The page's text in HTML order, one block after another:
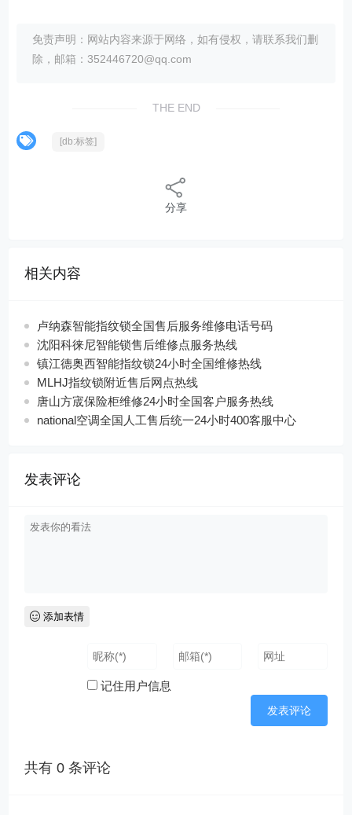
免责声明：网站内容来源于网络，如有侵权，请联系我们删
除，邮箱：352446720@qq.com
THE END
[db:标签]
分享
相关内容
卢纳森智能指纹锁全国售后服务维修电话号码
沈阳科徕尼智能锁售后维修点服务热线
镇江德奥西智能指纹锁24小时全国维修热线
MLHJ指纹锁附近售后网点热线
唐山方宬保险柜维修24小时全国客户服务热线
national空调全国人工售后统一24小时400客服中心
发表评论
添加表情
记住用户信息
共有0 条评论